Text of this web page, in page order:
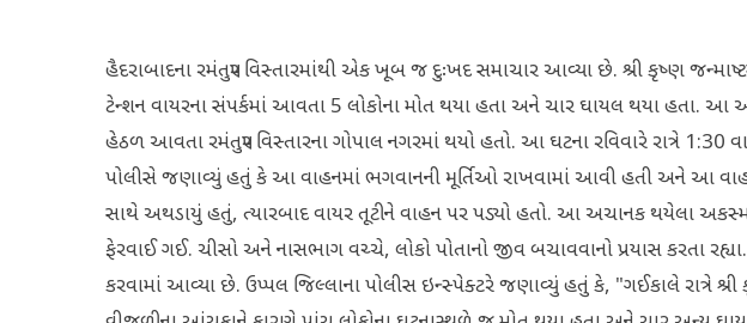
હૈદરાબાદના રમંતપુર વિસ્તારમાંથી એક ખૂબ જ દુઃખદ સમાચાર આવ્યા છે. શ્રી કૃષ્ણ
ટેન્શન વાયરના સંપર્કમાં આવતા 5 લોકોના મોત થયા હતા અને ચાર ઘાયલ થયા હતા. આ
હેઠળ આવતા રમંતપુર વિસ્તારના ગોપાલ નગરમાં થયો હતો. આ ઘટના રવિવારે રાત્રે 1:30
પોલીસે જણાવ્યું હતું કે આ વાહનમાં ભગવાનની મૂર્તિઓ રાખવામાં આવી હતી અને આ
સાથે અથડાયું હતું, ત્યારબાદ વાયર તૂટીને વાહન પર પડ્યો હતો. આ અચાનક થયેલા
ફેરવાઈ ગઈ. ચીસો અને નાસભાગ વચ્ચે, લોકો પોતાનો જીવ બચાવવાનો પ્રયાસ કરતા
કરવામાં આવ્યા છે. ઉપ્પલ જિલ્લાના પોલીસ ઇન્સ્પેક્ટરે જણાવ્યું હતું કે, "ગઈકાલે રાત્રે શ્રી